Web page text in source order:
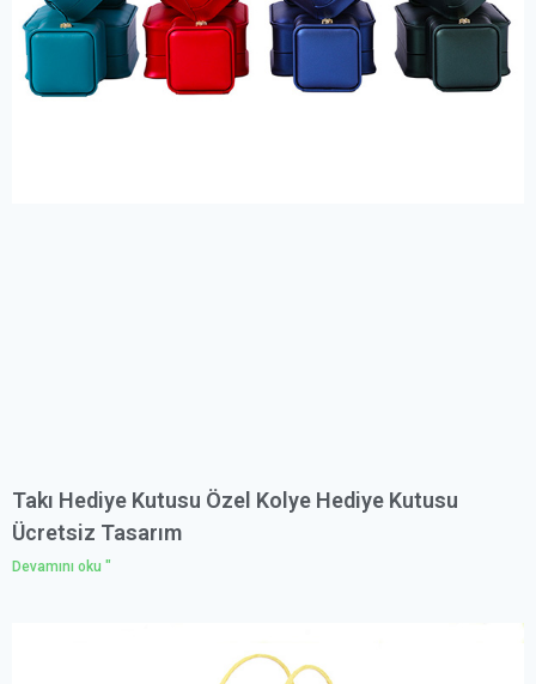
Takı Hediye Kutusu Özel Kolye Hediye Kutusu
Ücretsiz Tasarım
Devamını oku "